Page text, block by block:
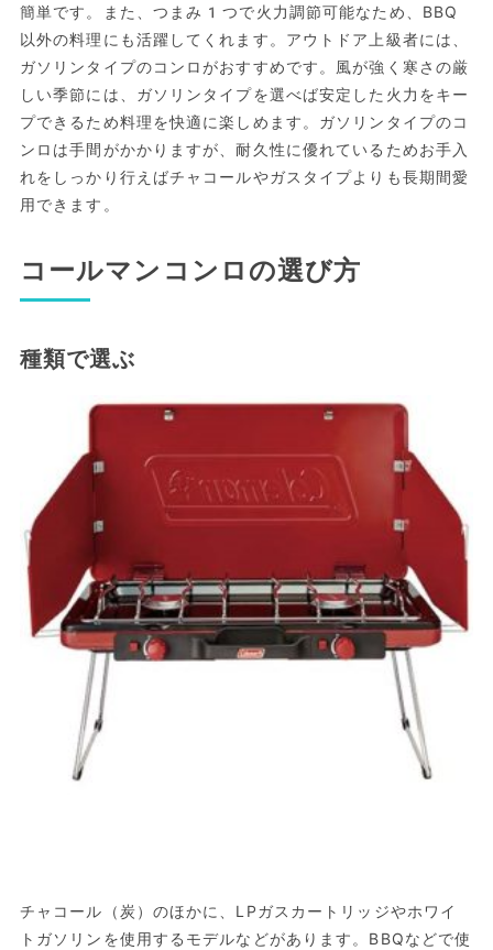
簡単です。また、つまみ1つで火力調節可能なため、BBQ
以外の料理にも活躍してくれます。アウトドア上級者には、
ガソリンタイプのコンロがおすすめです。風が強く寒さの厳
しい季節には、ガソリンタイプを選べば安定した火力をキー
プできるため料理を快適に楽しめます。ガソリンタイプのコ
ンロは手間がかかりますが、耐久性に優れているためお手入
れをしっかり行えばチャコールやガスタイプよりも長期間愛
用できます。
コールマンコンロの選び方
種類で選ぶ
チャコール（炭）のほかに、LPガスカートリッジやホワイ
トガソリンを使用するモデルなどがあります。BBQなどで使